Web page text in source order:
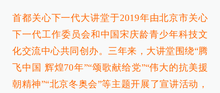
首都关心下一代大讲堂于2019年由北京市关心
下一代工作委员会和中国宋庆龄青少年科技文
化交流中心共同创办。三年来，大讲堂围绕“腾
飞中国 辉煌70年”“颂歌献给党”“伟大的抗美援
朝精神”“北京冬奥会”等主题开展了宣讲活动，